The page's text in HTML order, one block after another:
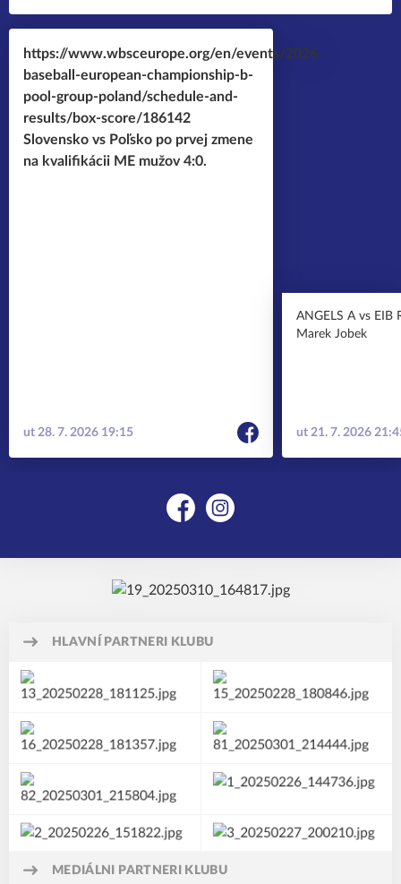
https://www.wbsceurope.org/en/events/2026-
baseball-european-championship-b-
pool-group-poland/schedule-and-
results/box-score/186142
Slovensko vs Poľsko po prvej zmene
na kvalifikácii ME mužov 4:0.
ut 28. 7. 2026 19:15
ANGELS A vs EIB
Marek Jobek
ut 21. 7. 2026
FacebookInstagram
HLAVNÍ PARTNERI KLUBU
MEDIÁLNI PARTNERI KLUBU